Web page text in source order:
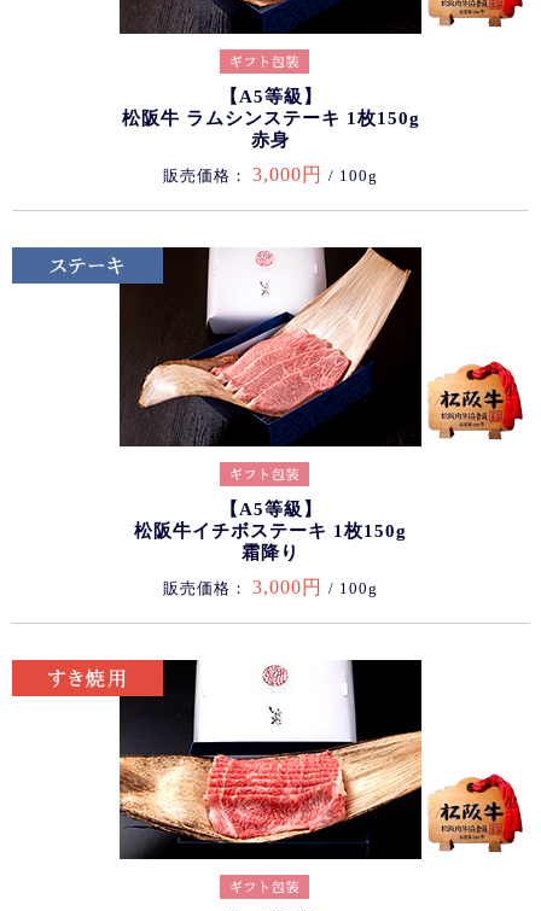
【A5等級】
松阪牛 ラムシンステーキ 1枚150g
赤身
販売価格： 3,000円 / 100g
【A5等級】
松阪牛イチボステーキ 1枚150g
霜降り
販売価格： 3,000円 / 100g